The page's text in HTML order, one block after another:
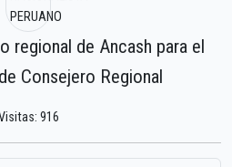
regional de Ancash para el
Consejero Regional
916